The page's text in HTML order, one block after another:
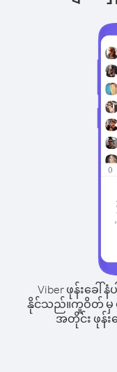
Viber ဖုန်းခေ
နိုင်သည်။ကူဝိတ် မှ
အတိုင်း ဖုန်းခ